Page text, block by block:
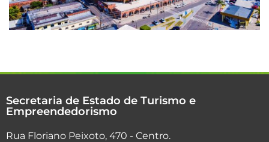
Secretaria de Estado de Turismo e
Empreendedorismo
Rua Floriano Peixoto, 470 - Centro.